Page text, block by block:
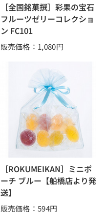
［全国銘菓撰］彩果の宝石
フルーツゼリーコレクショ
ン FC101
販売価格：1,080円
［ROKUMEIKAN］ミニポ
ーチ ブルー【船橋店より発
送】
販売価格：594円